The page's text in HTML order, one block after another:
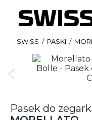
SWISS / PASKI /
Pasek do